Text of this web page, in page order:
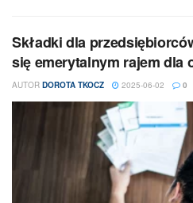
Składki dla
się emerytalnym rajem dla
AUTOR DOROTA TKOCZ 2025-06-02 0